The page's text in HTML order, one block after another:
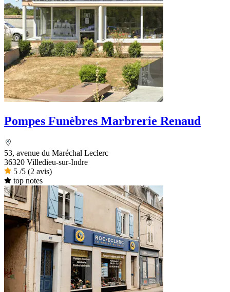
Pompes Funèbres Marbrerie Renaud
53, avenue du Maréchal Leclerc
36320 Villedieu-sur-Indre
5 /5 (2 avis)
top notes